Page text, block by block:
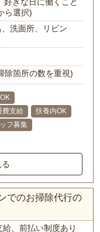
きな日に働くこと
ら選択)
洗面所、リビン
除箇所の数を重視)
費支給
扶養内OK
フ募集
でのお掃除代行の
給、前払い制度あり